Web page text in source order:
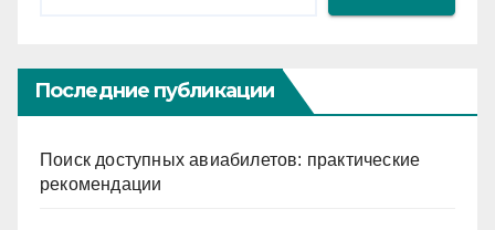
Последние публикации
Поиск доступных авиабилетов: практические
рекомендации